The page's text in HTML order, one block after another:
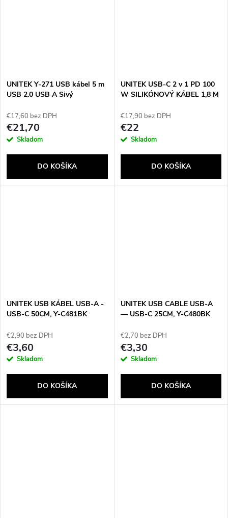
UNITEK Y-271 USB kábel 5 m
USB 2.0 USB A Sivý
€17,60 bez DPH
€21,70
Skladom
DO KOŠÍKA
UNITEK USB-C 2 v 1 PD 100
W SILIKÓNOVÝ KÁBEL 1,8 M
€17,90 bez DPH
€22
Skladom
DO KOŠÍKA
UNITEK USB KÁBEL USB-A -
USB-C 50CM, Y-C481BK
€2,90 bez DPH
€3,60
Skladom
DO KOŠÍKA
UNITEK USB CABLE USB-A
— USB-C 25CM, Y-C480BK
€2,70 bez DPH
€3,30
Skladom
DO KOŠÍKA